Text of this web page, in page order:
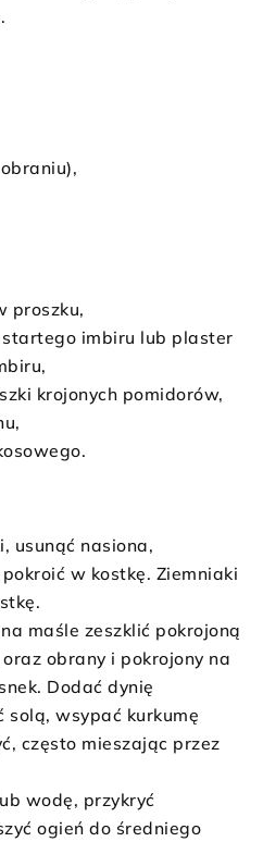
proszku,
startego imbiru lub plaster
krojonych pomidorów,
usunąć nasiona,
w kostkę. Ziemniaki
maśle zeszklić pokrojoną
obrany i pokrojony na
Dodać dynię
wsypać kurkumę
często mieszając przez
wodę, przykryć
ogień do średniego